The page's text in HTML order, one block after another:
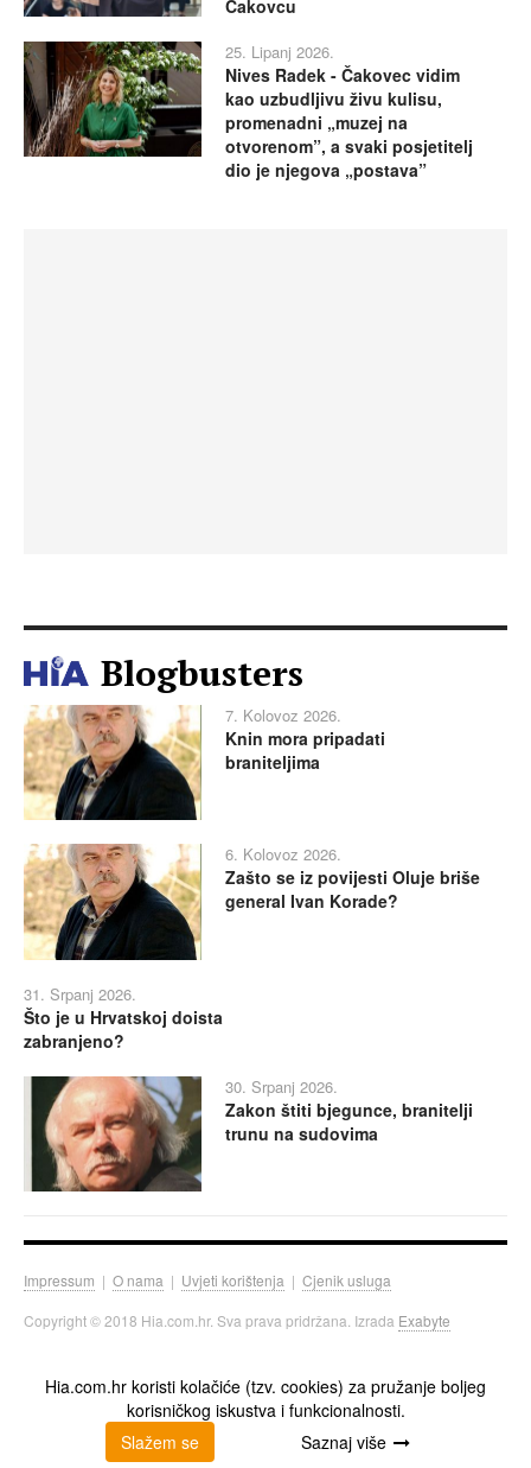
Čakovcu
25. Lipanj 2026.
Nives Radek - Čakovec vidim
kao uzbudljivu živu kulisu,
promenadni „muzej na
otvorenom”, a svaki posjetitelj
dio je njegova „postava”
Blogbusters
7. Kolovoz 2026.
Knin mora pripadati
braniteljima
6. Kolovoz 2026.
Zašto se iz povijesti Oluje briše
general Ivan Korade?
31. Srpanj 2026.
Što je u Hrvatskoj doista
zabranjeno?
30. Srpanj 2026.
Zakon štiti bjegunce, branitelji
trunu na sudovima
Impressum | O nama | Uvjeti korištenja | Cjenik usluga
Copyright © 2018 Hia.com.hr. Sva prava pridržana. Izrada Exabyte
Hia.com.hr koristi kolačiće (tzv. cookies) za pružanje boljeg
korisničkog iskustva i funkcionalnosti.
Slažem se
Saznaj više